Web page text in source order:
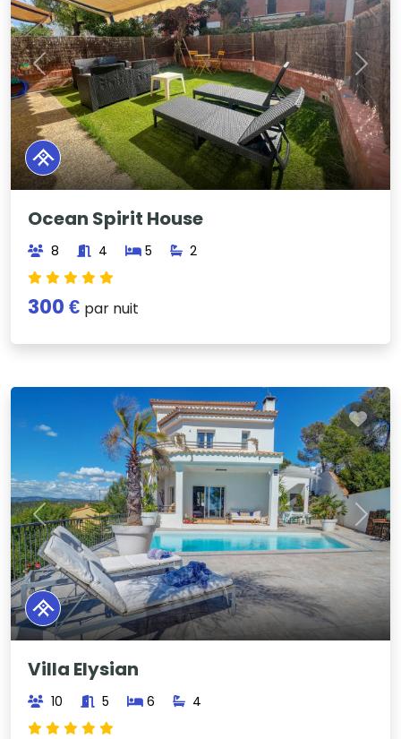
Previous Next
Ocean Spirit House
8 4 5 2
300 € par nuit
Previous Next
Villa Elysian
10 5 6 4